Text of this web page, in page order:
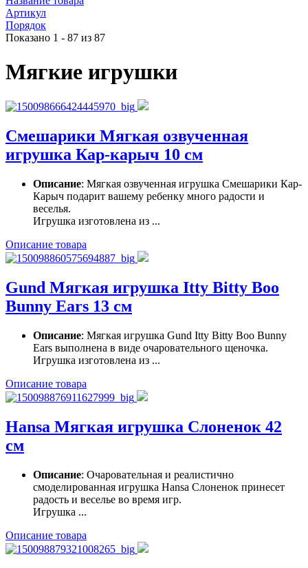
Артикул
Порядок
Показано 1 - 87 из 87
Мягкие игрушки
Смешарики Мягкая озвученная
игрушка Кар-карыч 10 см
Описание: Мягкая озвученная игрушка Смешарики Кар-
Карыч подарит вашему ребенку много радости и
веселья.
Игрушка изготовлена из ...
Описание товара
Gund Мягкая игрушка Itty Bitty Boo
Bunny Ears 13 см
Описание: Мягкая игрушка Gund Itty Bitty Boo Bunny
Ears выполнена в виде очаровательного щеночка.
Игрушка изготовлена из ...
Описание товара
Hansa Мягкая игрушка Слоненок 42
см
Описание: Очаровательная и реалистично
смоделированная игрушка Hansa Слоненок принесет
радость и веселье во время игр.
Игрушка ...
Описание товара